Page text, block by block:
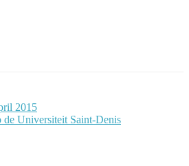
2015
de Universiteit Saint-Denis